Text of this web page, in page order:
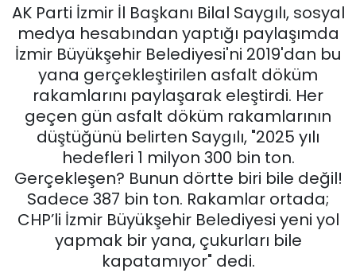
AK Parti İzmir İl Başkanı Bilal Saygılı, sosyal
medya hesabından yaptığı paylaşımda
İzmir Büyükşehir Belediyesi'ni 2019'dan bu
yana gerçekleştirilen asfalt döküm
rakamlarını paylaşarak eleştirdi. Her
geçen gün asfalt döküm rakamlarının
düştüğünü belirten Saygılı, "2025 yılı
hedefleri 1 milyon 300 bin ton.
Gerçekleşen? Bunun dörtte biri bile değil!
Sadece 387 bin ton. Rakamlar ortada;
CHP’li İzmir Büyükşehir Belediyesi yeni yol
yapmak bir yana, çukurları bile
kapatamıyor" dedi.
English News
GÜNCEL
KÜLTÜR SANAT
MAGAZİN
POLİTİKA
SAĞLIK
Siyaset
Haber Arşivi